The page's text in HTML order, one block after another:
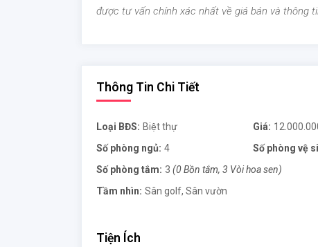
được tư vấn chính xác nhất về giá bán và thông
Thông Tin Chi Tiết
Loại BĐS: Biệt thự Giá:
Số phòng ngủ: 4 Số phòng vệ
Số phòng tắm: 3 (0 Bồn tắm, 3 Vòi hoa sen)
Tầm nhìn: Sân golf, Sân vườn
Tiện Ích